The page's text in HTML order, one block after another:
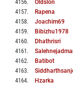
4156. Oldslon
4157. Rapena
4158. Joachim69
4159. Bibizhu1978
4160. Dhathrisri
4161 .
4162. Batibot
4163.
4164. Hzarka